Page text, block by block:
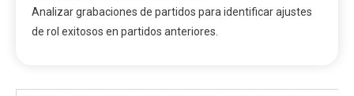
Analizar grabaciones de partidos para identificar ajustes
de rol exitosos en partidos anteriores.